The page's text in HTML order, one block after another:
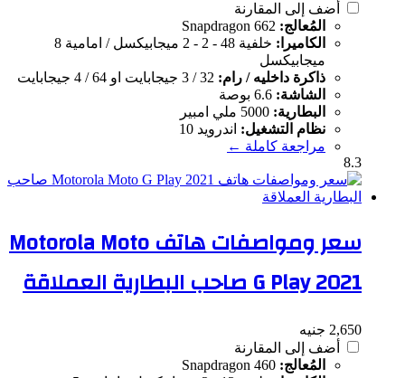
أضف إلى المقارنة
المُعالج:
الكاميرا:
خلفية 48 - 2 - 2 ميجابيكسل / امامية 8
ميجابيكسل
ذاكرة داخليه / رام:
الشاشة:
البطارية:
نظام التشغيل: اندرويد 10
مراجعة كاملة ←
8.3
سعر ومواصفات هاتف Motorola Moto
G Play 2021 صاحب البطارية العملاقة
2,650 جنيه
أضف إلى المقارنة
المُعالج: